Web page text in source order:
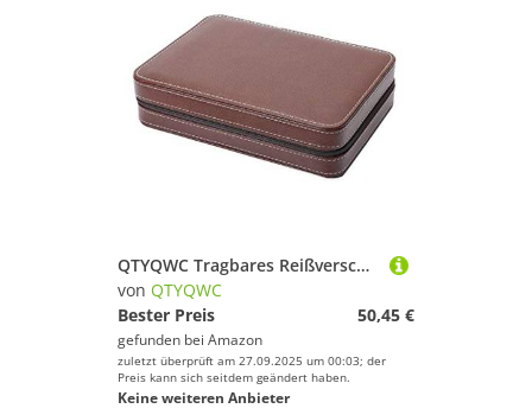
QTYQWC Tragbares Reißverschluss-Uhrengehäuse, Uhrenbox, Uhrenboxen, 2/4/8 Uhrenfächer, PU-Leder, Reiseetui, Geschenk-Display-Aufbewahrung, Uhren-Display-Aufbewahrungsbox
von QTYQWC
Bester Preis
50,45 €
gefunden bei Amazon
zuletzt überprüft am 27.09.2025 um 00:03; der
Preis kann sich seitdem geändert haben.
Keine weiteren Anbieter